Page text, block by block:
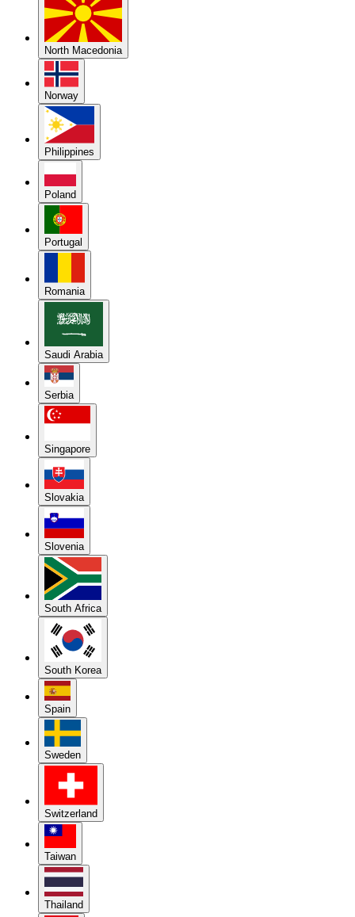
North Macedonia
Norway
Philippines
Poland
Portugal
Romania
Saudi Arabia
Serbia
Singapore
Slovakia
Slovenia
South Africa
South Korea
Spain
Sweden
Switzerland
Taiwan
Thailand